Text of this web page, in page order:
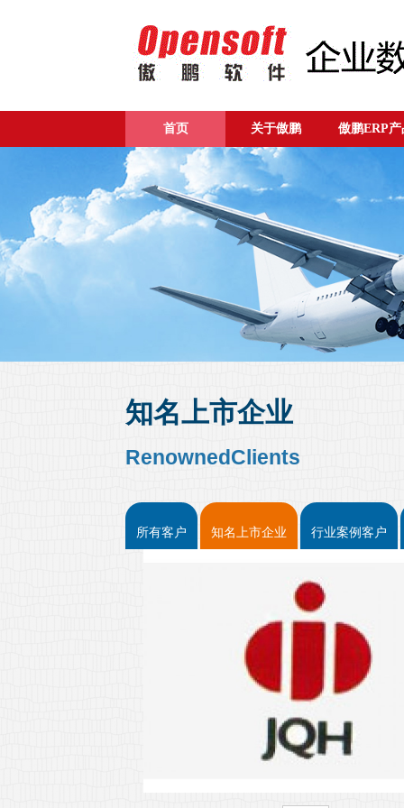
首页 关于傲鹏 傲鹏ERP产
知名上市企业
RenownedClients
所有客户 知名上市企业 行业案例客户